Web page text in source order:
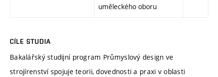
uměleckého oboru
CÍLE STUDIA
Bakalářský studijní program Průmyslový design ve
strojírenství spojuje teorii, dovednosti a praxi v oblasti